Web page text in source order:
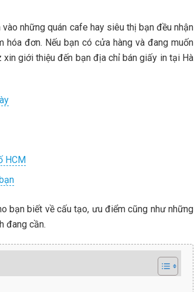
những quán cafe hay siêu thị bạn đều nhận
đơn. Nếu bạn có cửa hàng và đang muốn
giới thiệu đến bạn địa chỉ bán giấy in tại Hà
HCM
bạn biết về cấu tạo, ưu điểm cũng như những
đang cần.